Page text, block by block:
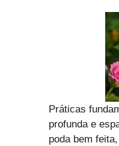
Práticas
profunda e
poda bem